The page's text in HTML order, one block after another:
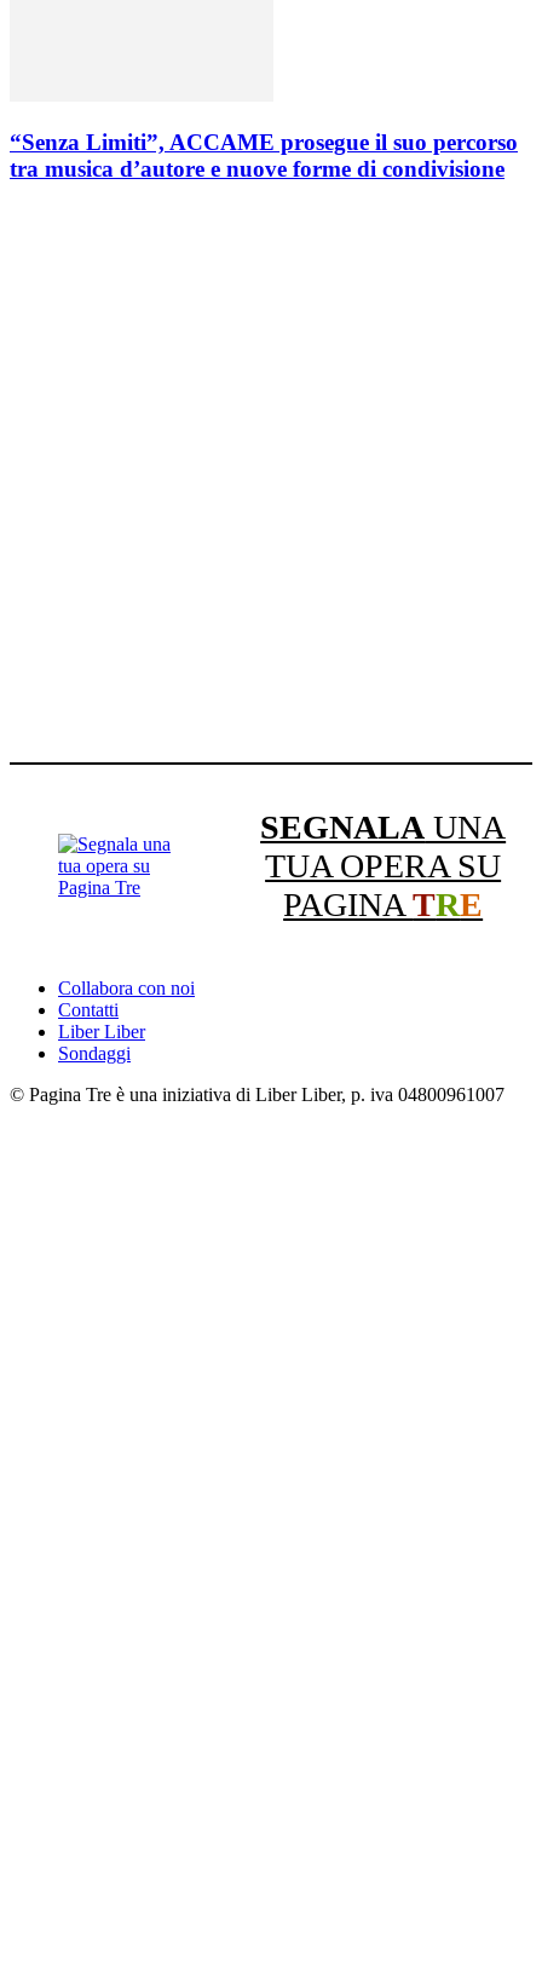
“Senza Limiti”, ACCAME prosegue il suo percorso
tra musica d’autore e nuove forme di condivisione
SEGNALA UNA
TUA OPERA SU
PAGINATRE
Collabora con noi
Contatti
Liber Liber
Sondaggi
© Pagina Tre è una iniziativa di Liber Liber, p. iva 04800961007